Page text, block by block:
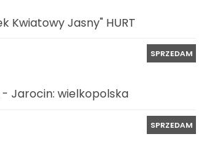
Kwiatowy Jasny" HURT
SPRZEDAM
- Jarocin: wielkopolska
SPRZEDAM